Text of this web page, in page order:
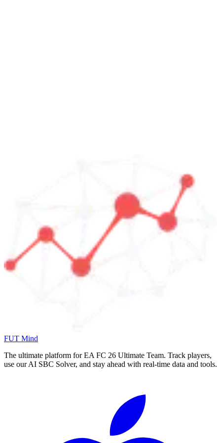
FUT Mind
The ultimate platform for EA FC 26 Ultimate Team. Track players,
use our AI SBC Solver, and stay ahead with real-time data and tools.